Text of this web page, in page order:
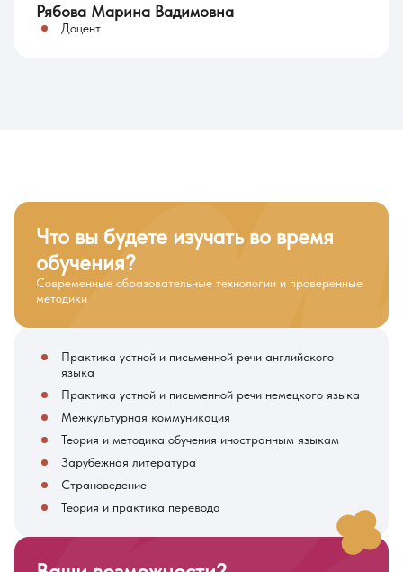
Рябова Марина Вадимовна
Доцент
Что вы будете изучать во время
обучения?
Современные образовательные технологии и проверенные
методики
Практика устной и письменной речи английского
языка
Практика устной и письменной речи немецкого языка
Межкультурная коммуникация
Теория и методика обучения иностранным языкам
Зарубежная литература
Страноведение
Теория и практика перевода